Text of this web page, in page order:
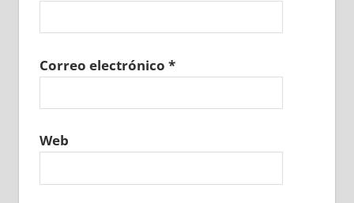
Correo electrónico *
Web